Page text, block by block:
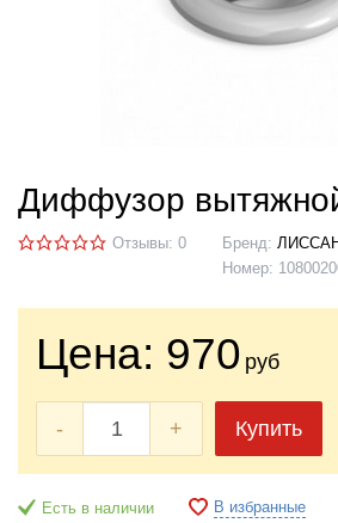
Диффузор
Отзывы: 0 Бренд:
Номер:
Цена: 970 руб
- + Купить
Есть в наличии В избранные